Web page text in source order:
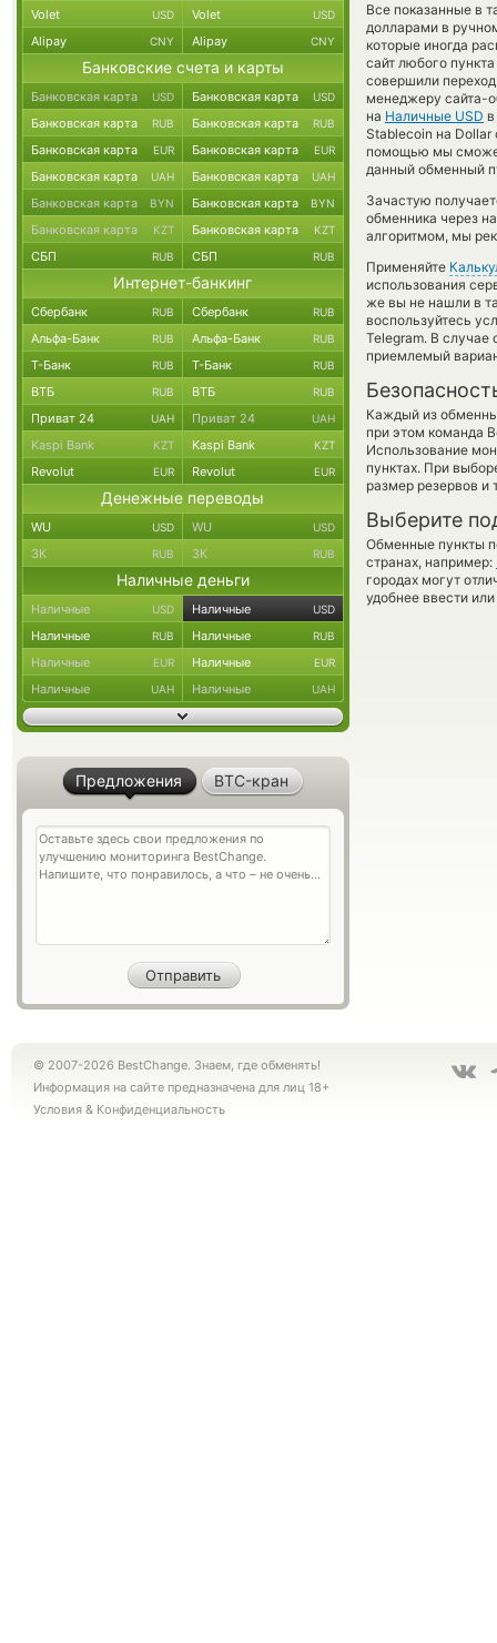
Все показанные в
долларами в
которые иногда
сайт любого
совершили
менеджеру сайта-
на Наличные USD
Stablecoin на
помощью мы
данный обменный
Зачастую
обменника через
алгоритмом, мы
Применяйте
использования
же вы не нашли в
воспользуйтесь
Telegram. В
приемлемый
Каждый из
при этом команда
Использование
пунктах. При
размер резервов и
Выберите
Обменные пункты
странах, например:
городах могут
удобнее ввести
Volet USD Volet USD
Alipay CNY Alipay CNY
Банковские счета и карты
Банковская карта USD Банковская карта USD
Банковская карта RUB Банковская карта RUB
Банковская карта EUR Банковская карта EUR
Банковская карта UAH Банковская карта UAH
Банковская карта BYN Банковская карта BYN
Банковская карта KZT Банковская карта KZT
СБП RUB СБП RUB
Интернет-банкинг
Сбербанк RUB Сбербанк RUB
Альфа-Банк RUB Альфа-Банк RUB
Т-Банк RUB Т-Банк RUB
ВТБ RUB ВТБ RUB
Приват 24 UAH Приват 24 UAH
Kaspi Bank KZT Kaspi Bank KZT
Revolut EUR Revolut EUR
Денежные переводы
WU USD WU USD
ЗК RUB ЗК RUB
Наличные деньги
Наличные USD Наличные USD
Наличные RUB Наличные RUB
Наличные EUR Наличные EUR
Наличные UAH Наличные UAH
Предложения BTC-кран
© 2007-2026 BestChange. Знаем, где обменять!
Информация на сайте предназначена для лиц 18+
Условия & Конфиденциальность